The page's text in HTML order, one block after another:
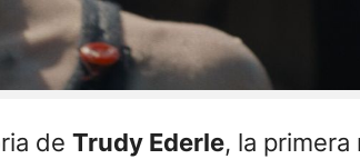
de Trudy Ederle, la primera